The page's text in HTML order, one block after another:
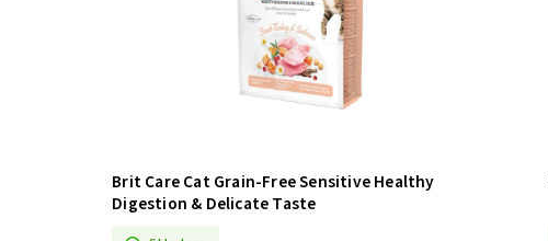
Brit Care Cat Grain-Free Sensitive Healthy
Digestion & Delicate Taste